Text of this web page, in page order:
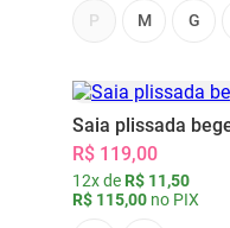
P M G
Saia plissada
R$ 119,00
12x de R$ 11,50
R$ 115,00 no PIX